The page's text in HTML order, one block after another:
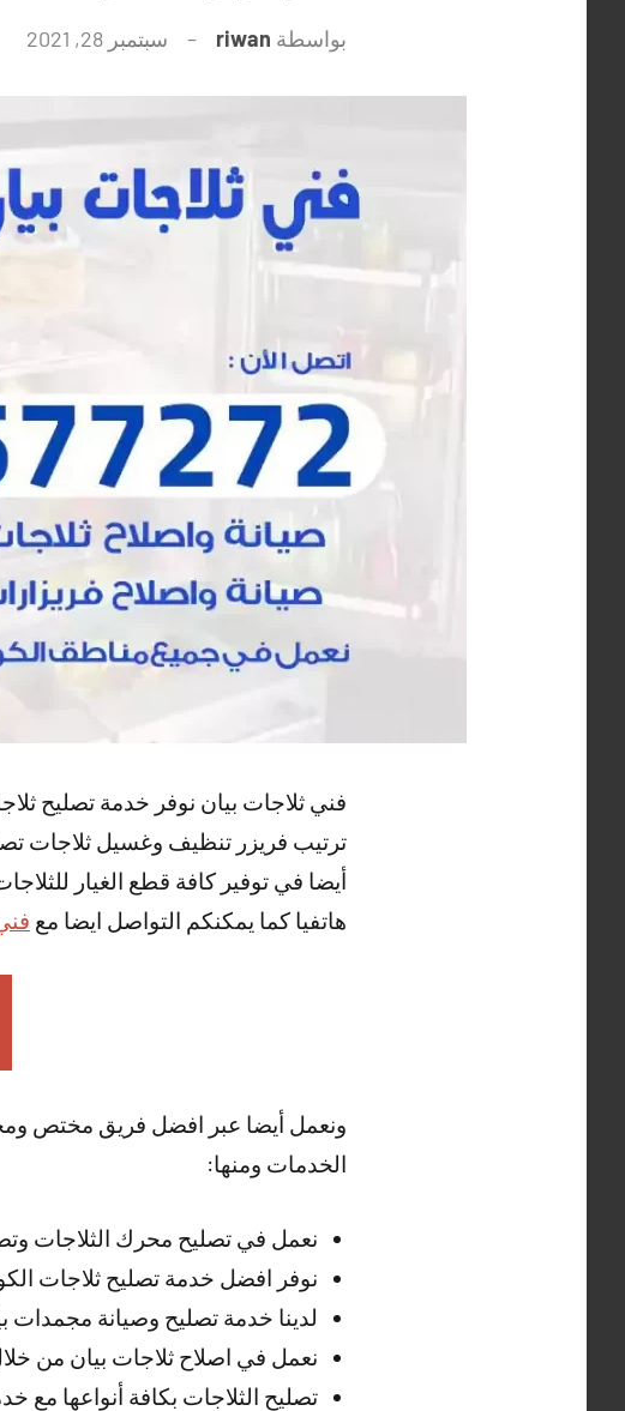
بواسطة riwan سبتمبر 28, 2021
فني ثلاجات بيان نوفر خدمة تصليح
ترتيب فريزر تنظيف وغسيل ثلاجات
أيضا في توفير كافة قطع الغيار
هاتفيا كما يمكنكم التواصل ايضا مع
ونعمل أيضا عبر افضل فريق مختص
الخدمات ومنها:
نعمل في تصليح محرك الثلاجات
نوفر افضل خدمة تصليح ثلاجات
لدينا خدمة تصليح وصيانة
نعمل في اصلاح ثلاجات بيان من
تصليح الثلاجات بكافة أنواعها مع